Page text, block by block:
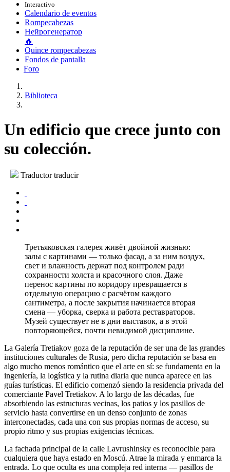
Interactivo
Calendario de eventos
Rompecabezas
Нейрогенератор
🔥
Quince rompecabezas
Fondos de pantalla
Foro
Biblioteca
Un edificio que crece junto con
su colección.
Traductor traducir
Третьяковская галерея живёт двойной жизнью:
залы с картинами — только фасад, а за ним воздух,
свет и влажность держат под контролем ради
сохранности холста и красочного слоя. Даже
перенос картины по коридору превращается в
отдельную операцию с расчётом каждого
сантиметра, а после закрытия начинается вторая
смена — уборка, сверка и работа реставраторов.
Музей существует не в дни выставок, а в этой
повторяющейся, почти невидимой дисциплине.
La Galería Tretiakov goza de la reputación de ser una de las grandes
instituciones culturales de Rusia, pero dicha reputación se basa en
algo mucho menos romántico que el arte en sí: se fundamenta en la
ingeniería, la logística y la rutina diaria que nunca aparece en las
guías turísticas. El edificio comenzó siendo la residencia privada del
comerciante Pavel Tretiakov. A lo largo de las décadas, fue
absorbiendo las estructuras vecinas, los patios y los pasillos de
servicio hasta convertirse en un denso conjunto de zonas
interconectadas, cada una con sus propias normas de acceso, su
propio ritmo y sus propias exigencias técnicas.
La fachada principal de la calle Lavrushinsky es reconocible para
cualquiera que haya estado en Moscú. Atrae la mirada y enmarca la
entrada. Lo que oculta es una compleja red interna — pasillos de